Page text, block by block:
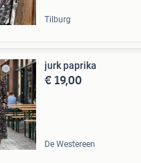
Tilburg
jurk paprika
€ 19,00
De Westereen